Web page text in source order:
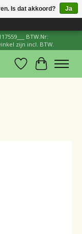
×
BTW.Nr:
zijn incl. BTW.
Verlanglijst
Is dat akkoord?
Ja